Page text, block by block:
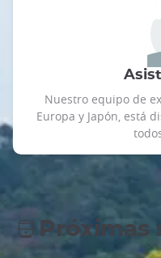
Nuestro equipo de
Europa y Japón, está
Próximas